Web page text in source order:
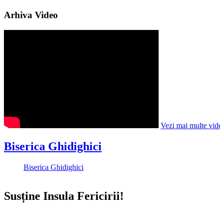
Arhiva Video
Vezi mai multe
Biserica Ghidighici
Biserica Ghidighici
Susține Insula Fericirii!